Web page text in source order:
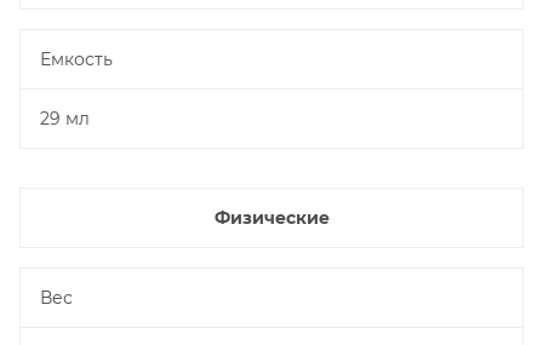
Емкость
29 мл
Физические
Вес